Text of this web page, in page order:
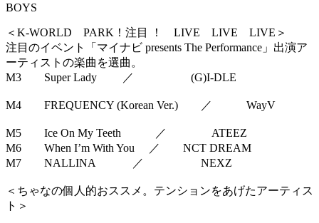
BOYS
＜K-WORLD PARK！注目 ！ LIVE LIVE LIVE＞
注目のイベント「マイナビ presents The Performance」出演ア
ーティストの楽曲を選曲。
M3 Super Lady ／ (G)I-DLE
M4 FREQUENCY (Korean Ver.) ／ WayV
M5 Ice On My Teeth ／ ATEEZ
M6 When I’m With You ／ NCT DREAM
M7 NALLINA ／ NEXZ
＜ちゃなの個人的おススメ。テンションをあげたアーティス
ト＞